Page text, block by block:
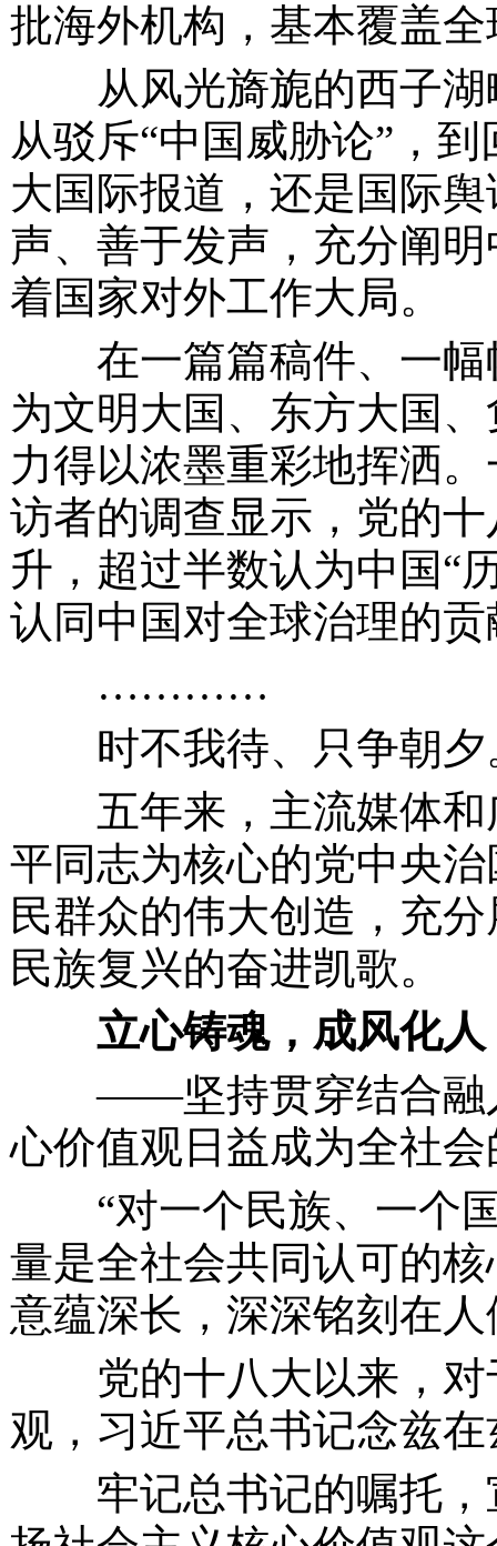
批海外机构，基本覆盖
从风光旖旎的西子湖
从驳斥“中国威胁论”，
大国际报道，还是国际
声、善于发声，充分阐
着国家对外工作大局。
在一篇篇稿件、一幅
为文明大国、东方大国
力得以浓墨重彩地挥洒
访者的调查显示，党的
升，超过半数认为中国“
认同中国对全球治理的贡
…………
时不我待、只争朝夕
五年来，主流媒体和
平同志为核心的党中央
民群众的伟大创造，充
民族复兴的奋进凯歌。
立心铸魂，成风化人
——坚持贯穿结合融
心价值观日益成为全社
“对一个民族、一个
量是全社会共同认可的
意蕴深长，深深铭刻在
党的十八大以来，对
观，习近平总书记念兹
牢记总书记的嘱托，